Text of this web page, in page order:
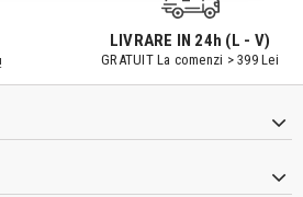
LIVRARE IN 24h (L - V)
GRATUIT La comenzi > 399 Lei